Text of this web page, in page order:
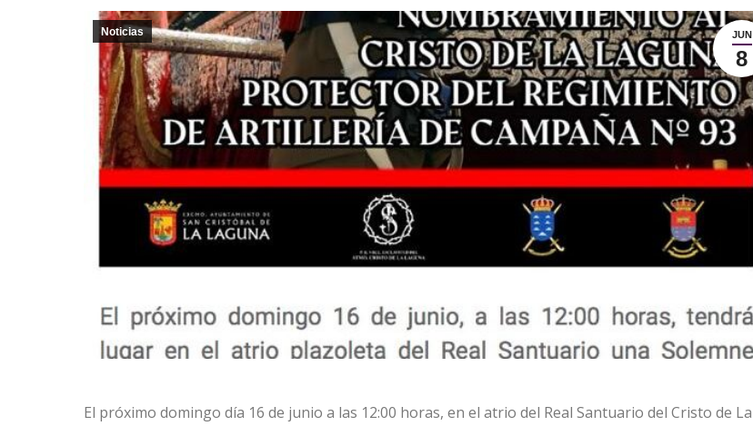
JUN
8
Noticias
El próximo domingo día 16 de junio a las 12:00 horas, en el atrio del Real Santuario del Cristo de La